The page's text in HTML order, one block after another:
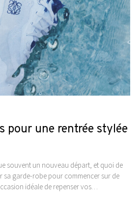
pour une rentrée stylée
souvent un nouveau départ, et quoi de
sa garde-robe pour commencer sur de
idéale de repenser vos…